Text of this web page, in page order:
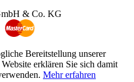
& Co. KG
Bereitstellung unserer
erklären Sie sich damit
Mehr erfahren